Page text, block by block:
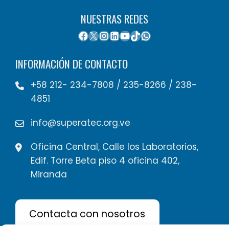
NUESTRAS REDES
INFORMACIÓN DE CONTACTO
+58 212- 234-7808 / 235-8266 / 238-
4851
info@superatec.org.ve
Oficina Central, Calle los Laboratorios,
Edif. Torre Beta piso 4 oficina 402,
Miranda
Contacta con nosotros